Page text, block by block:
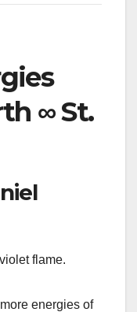
∞ St.
flame.
energies of